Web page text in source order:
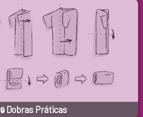
🔒Dobras Práticas